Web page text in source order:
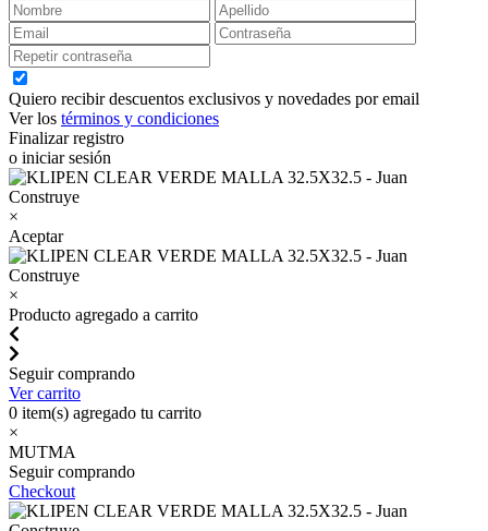
Quiero recibir descuentos exclusivos y novedades por email
Ver los términos y condiciones
Finalizar registro
o iniciar sesión
×
Aceptar
×
Producto agregado a carrito
Seguir comprando
Ver carrito
0 item(s) agregado tu carrito
×
MUTMA
Seguir comprando
Checkout